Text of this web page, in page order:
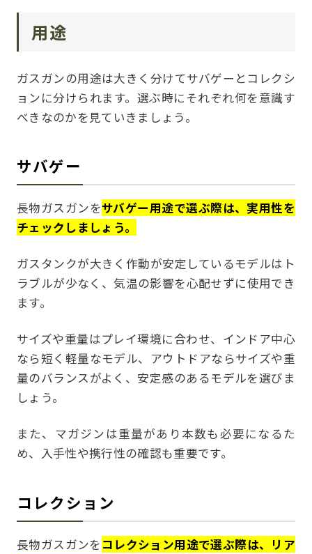
用途
ガスガンの用途は大きく分けてサバゲーとコレクシ
ョンに分けられます。選ぶ時にそれぞれ何を意識す
べきなのかを見ていきましょう。
サバゲー
長物ガスガンをサバゲー用途で選ぶ際は、実用性を
チェックしましょう。
ガスタンクが大きく作動が安定しているモデルはト
ラブルが少なく、気温の影響を心配せずに使用でき
ます。
サイズや重量はプレイ環境に合わせ、インドア中心
なら短く軽量なモデル、アウトドアならサイズや重
量のバランスがよく、安定感のあるモデルを選びま
しょう。
また、マガジンは重量があり本数も必要になるた
め、入手性や携行性の確認も重要です。
コレクション
長物ガスガンを コレクション用途で選ぶ際は、リア